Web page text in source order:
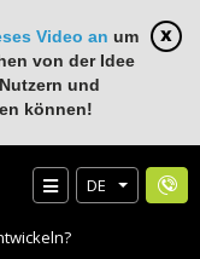
Video an um
von der Idee
und
können!
DE